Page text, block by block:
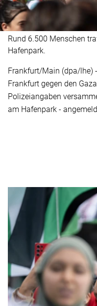
Rund 6.500 Menschen
Hafenpark.
Frankfurt/Main (dpa/lhe)
Frankfurt gegen den
Polizeiangaben
am Hafenpark -